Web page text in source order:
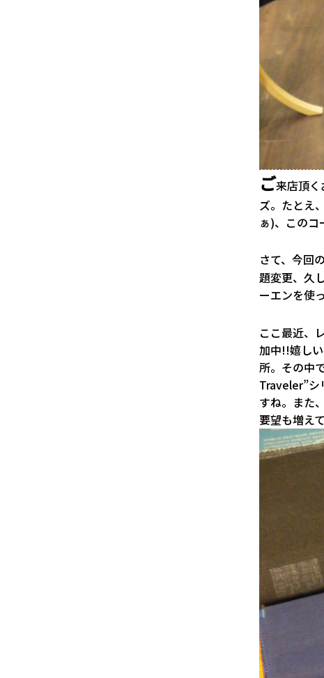
ご来店頂く
ズ。たとえ
ぁ)、この
さて、今回
題変更、久
ーエンを使
ここ最近、
加中!!嬉し
所。その中
Traveler”シ
すね。また
要望も増え